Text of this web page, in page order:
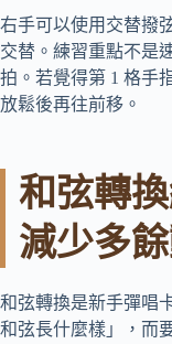
右手可以使用交替撥
交替。練習重點不是
拍。若覺得第 1 格手
放鬆後再往前移。
和弦轉
減少多
和弦轉換是新手彈唱
和弦長什麼樣」，而